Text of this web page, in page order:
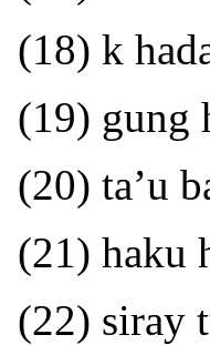
(18) k
(19) gung
(20) ta’u
(21) haku
(22) siray